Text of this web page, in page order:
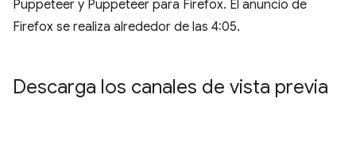
Puppeteer y Puppeteer para Firefox. El anuncio de
Firefox se realiza alrededor de las 4:05.
Descarga los canales de vista previa